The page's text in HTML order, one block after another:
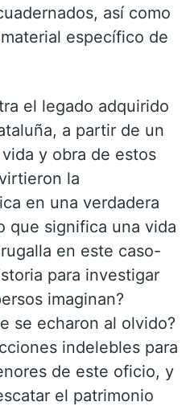
así como
específico de
el legado adquirido
a partir de un
y obra de estos
la
en una verdadera
que significa una vida
en este caso-
para investigar
imaginan?
se echaron al olvido?
indelebles para
de este oficio, y
el patrimonio